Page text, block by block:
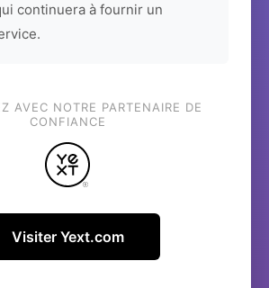
continuera à fournir un
AVEC NOTRE PARTENAIRE DE
CONFIANCE
Visiter Yext.com